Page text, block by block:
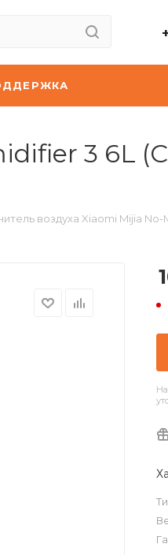
3 6L
воздуха Xiaomi Mijia No-